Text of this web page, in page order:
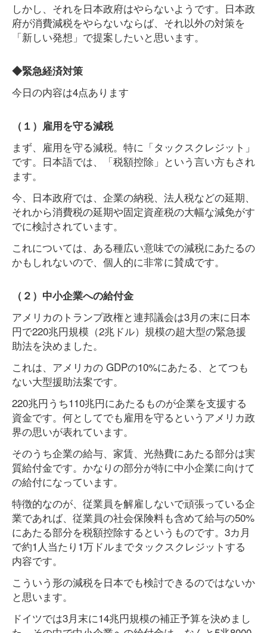
しかし、それを日本政府はやらないようです。日本政
府が消費減税をやらないならば、それ以外の対策を
「新しい発想」で提案したいと思います。
◆緊急経済対策
今日の内容は4点あります
（１）雇用を守る減税
まず、雇用を守る減税。特に「タックスクレジット」
です。日本語では、「税額控除」という言い方もされ
ます。
今、日本政府では、企業の納税、法人税などの延期、
それから消費税の延期や固定資産税の大幅な減免がす
でに検討されています。
これについては、ある種広い意味での減税にあたるの
かもしれないので、個人的に非常に賛成です。
（２）中小企業への給付金
アメリカのトランプ政権と連邦議会は3月の末に日本
円で220兆円規模（2兆ドル）規模の超大型の緊急援
助法を決めました。
これは、アメリカの GDPの10%にあたる、とてつも
ない大型援助法案です。
220兆円うち110兆円にあたるものが企業を支援する
資金です。何としてでも雇用を守るというアメリカ政
界の思いが表れています。
そのうち企業の給与、家賃、光熱費にあたる部分は実
質給付金です。かなりの部分が特に中小企業に向けて
の給付になっています。
特徴的なのが、従業員を解雇しないで頑張っている企
業であれば、従業員の社会保険料も含めて給与の50%
にあたる部分を税額控除するというものです。3カ月
で約1人当たり1万ドルまでタックスクレジットする
内容です。
こういう形の減税を日本でも検討できるのではないか
と思います。
ドイツでは3月末に14兆円規模の補正予算を決めまし